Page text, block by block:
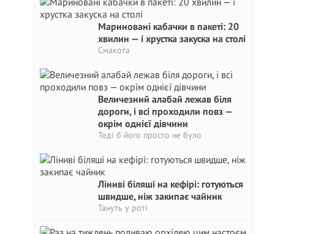
Мариновані кабачки в пакеті: 20
хвилин — і хрустка закуска на столі
Смакота
Величезний алабай лежав біля
дороги, і всі проходили повз —
окрім однієї дівчини
Тоді б його просто не було
Ліниві біляші на кефірі: готуються
швидше, ніж закипає чайник
Тануть у роті